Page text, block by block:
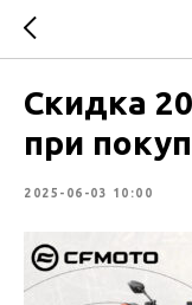
Скидка
при
2025-06-03 10:00